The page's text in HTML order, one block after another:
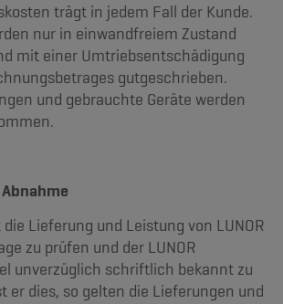
trägt in jedem Fall der Kunde.
nur in einwandfreiem Zustand
mit einer Umtriebsentschädigung
gutgeschrieben.
und gebrauchte Geräte werden
Lieferung und Leistung von LUNOR
zu prüfen und der LUNOR
unverzüglich schriftlich bekannt zu
er dies, so gelten die Lieferungen und